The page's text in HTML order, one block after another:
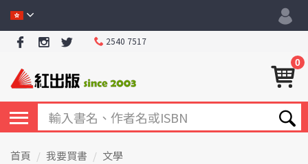
2540 7517
0
首頁 我要買書 文學